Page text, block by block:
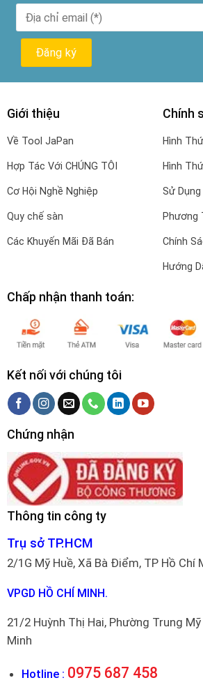
Giới thiệu
Về Tool JaPan
Hợp Tác Với CHÚNG TÔI
Cơ Hội Nghề Nghiệp
Quy chế sàn
Các Khuyến Mãi Đã Bán
Chính
Hình
Hình
Sử
Phương
Chính
Hướng
Chấp nhận thanh toán:
Kết nối với chúng tôi
Chứng nhận
Thông tin công ty
Trụ sở TP.HCM
2/1G Mỹ Huề, Xã Bà Điểm, TP Hồ Chí
VPGD HỒ CHÍ MINH.
21/2 Huỳnh Thị Hai, Phường Trung Mỹ
Minh
Hotline : 0975 687 458